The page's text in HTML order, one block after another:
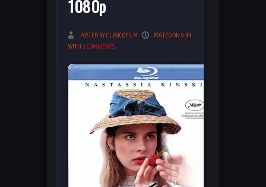
1080p
POSTED BY CLASICOFILM
POSTED ON 9:44
WITH 5 COMMENTS